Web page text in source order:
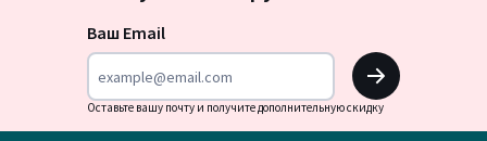
Ваш Email
OK
Оставьте вашу почту и получите дополнительную скидку